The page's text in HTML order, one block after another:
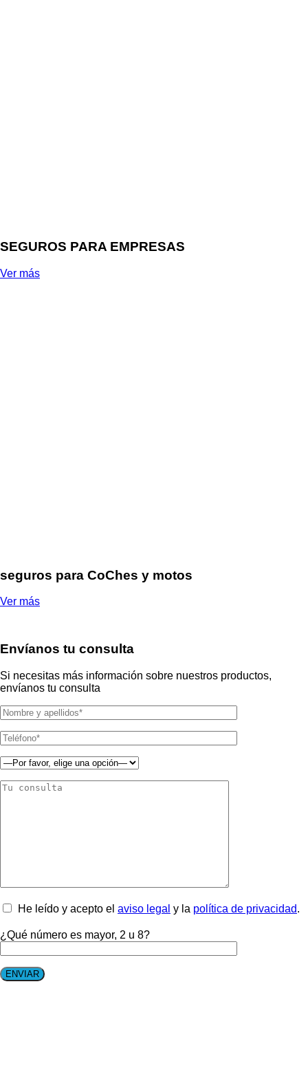
SEGUROS PARA EMPRESAS
Ver más
seguros para CoChes y motos
Ver más
Envíanos tu consulta
Si necesitas más información sobre nuestros productos,
envíanos tu consulta
He leído y acepto el aviso legal y la política de privacidad.
¿Qué número es mayor, 2 u 8?